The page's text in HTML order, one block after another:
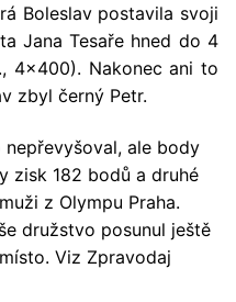
Boleslav postavila svoji
Jana Tesaře hned do 4
4×400). Nakonec ani to
zbyl černý Petr.
ale body
zisk 182 bodů a druhé
z Olympu Praha.
družstvo posunul ještě
Viz Zpravodaj